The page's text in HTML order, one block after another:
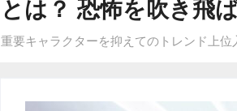
とは？ 恐怖を吹き飛
重要キャラクターを抑えてのトレンド上